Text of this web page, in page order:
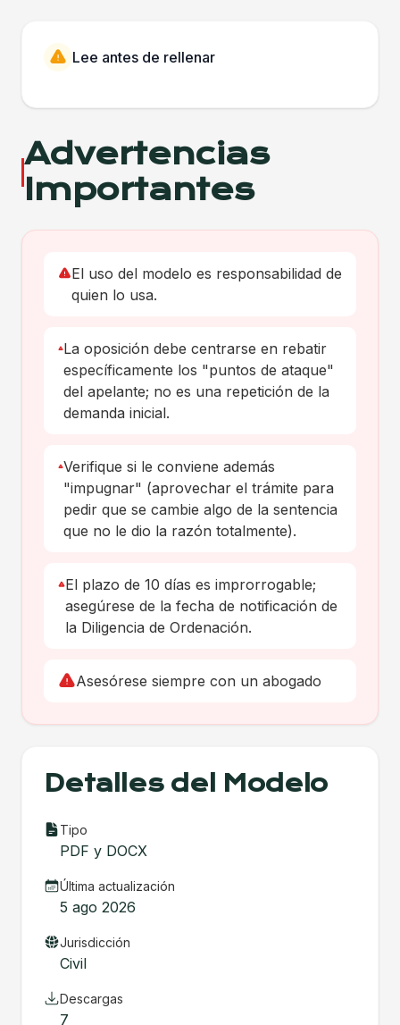
Lee antes de rellenar
Advertencias
Importantes
El uso del modelo es responsabilidad de
quien lo usa.
La oposición debe centrarse en rebatir
específicamente los "puntos de ataque"
del apelante; no es una repetición de la
demanda inicial.
Verifique si le conviene además
"impugnar" (aprovechar el trámite para
pedir que se cambie algo de la sentencia
que no le dio la razón totalmente).
El plazo de 10 días es improrrogable;
asegúrese de la fecha de notificación de
la Diligencia de Ordenación.
Asesórese siempre con un abogado
Detalles del Modelo
Tipo
PDF y DOCX
Última actualización
5 ago 2026
Jurisdicción
Civil
Descargas
7